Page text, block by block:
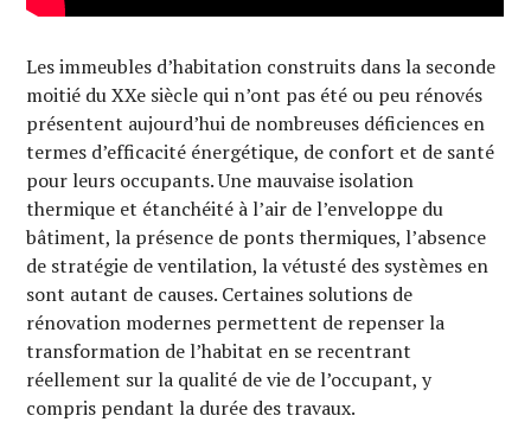
Les immeubles d’habitation construits dans la seconde
moitié du XXe siècle qui n’ont pas été ou peu rénovés
présentent aujourd’hui de nombreuses déficiences en
termes d’efficacité énergétique, de confort et de santé
pour leurs occupants. Une mauvaise isolation
thermique et étanchéité à l’air de l’enveloppe du
bâtiment, la présence de ponts thermiques, l’absence
de stratégie de ventilation, la vétusté des systèmes en
sont autant de causes. Certaines solutions de
rénovation modernes permettent de repenser la
transformation de l’habitat en se recentrant
réellement sur la qualité de vie de l’occupant, y
compris pendant la durée des travaux.